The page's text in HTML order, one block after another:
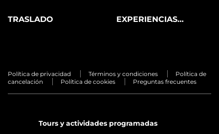
TRASLADO
EXPERIENCIAS
Política de privacidad Términos y condiciones
Política de
cancelación
Política de cookies Preguntas frecuentes
Tours y actividades programadas